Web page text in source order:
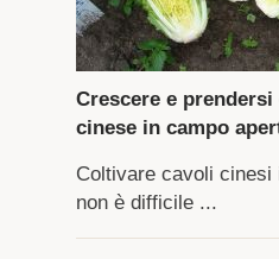
Crescere e
cinese in campo
Coltivare cavoli cinesi
non è difficile ...